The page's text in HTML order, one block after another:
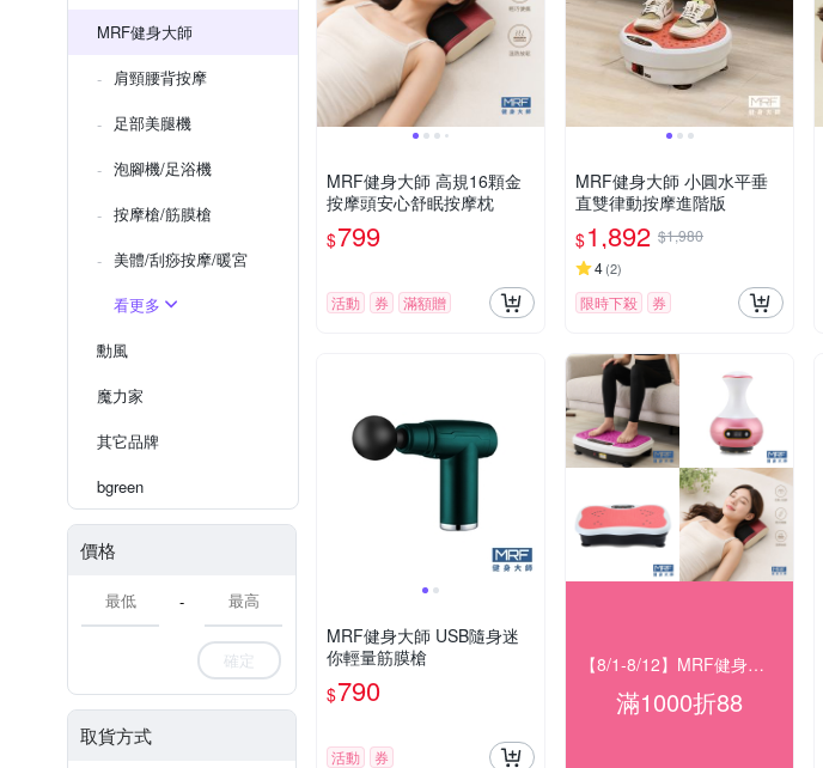
MRF健身大師
肩頸腰背按摩
足部美腿機
泡腳機/足浴機
按摩槍/筋膜槍
美體/刮痧按摩/暖宮
看更多
勳風
魔力家
其它品牌
bgreen
價格
-
確定
取貨方式
MRF健身大師 高規16顆金
按摩頭安心舒眠按摩枕
$799
活動 券 滿額贈
MRF健身大師 ⼩圓⽔平垂
直雙律動按摩進階版
$1,892 $1,980
4(2)
限時下殺 券
MRF健身大師 USB隨身迷
你輕量筋膜槍
$790
活動 券
【8/1-8/12】MRF健身大師 滿額現折
滿1000折88